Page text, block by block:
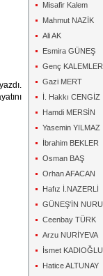
Misafir Kalem
Mahmut NAZİK
Ali AK
Esmira GÜNEŞ
Genç KALEMLER
Gazi MERT
İ. Hakkı CENGİZ
Hamdi MERSİN
Yasemin YILMAZ
İbrahim BEKLER
Osman BAŞ
Orhan AFACAN
Hafız İ.NAZERLİ
GÜNEŞ'İN NURU
Ceenbay TÜRK
Arzu NURİYEVA
İsmet KADIOĞLU
Hatice ALTUNAY